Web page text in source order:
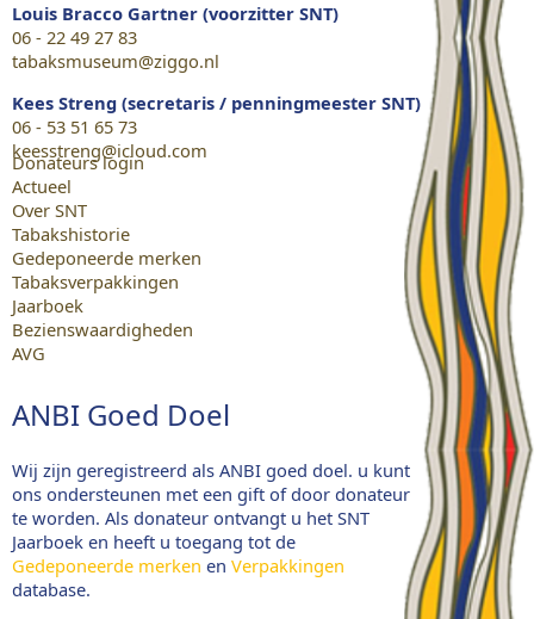
Louis Bracco Gartner (voorzitter SNT)
06 - 22 49 27 83
tabaksmuseum@ziggo.nl
Kees Streng (secretaris / penningmeester SNT)
06 - 53 51 65 73
keesstreng@icloud.com
Donateurs login
Actueel
Over SNT
Tabakshistorie
Gedeponeerde merken
Tabaksverpakkingen
Jaarboek
Bezienswaardigheden
AVG
ANBI Goed Doel
Wij zijn geregistreerd als ANBI goed doel. u kunt
ons ondersteunen met een gift of door donateur
te worden. Als donateur ontvangt u het SNT
Jaarboek en heeft u toegang tot de
Gedeponeerde merken en Verpakkingen
database.